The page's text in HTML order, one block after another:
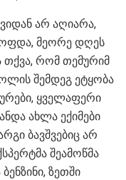
არ აღიარა,
მეორე დღეს
თქვა, რომ თემურიმ
შემდეგ ეტყობა
ყველაფერი
ახლა ექიმები
ბავშვებიც არ
შეამოწმა
ზეთში